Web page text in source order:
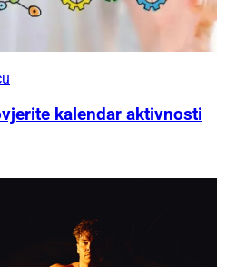
kalendar aktivnosti